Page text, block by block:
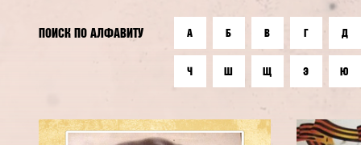
ПОИСК ПО АЛФАВИТУ А Б В Г Д
Ч Ш Щ Э Ю